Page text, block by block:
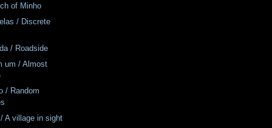
of Minho
/ Discrete
/ Roadside
um / Almost
/ Random
A village in sight